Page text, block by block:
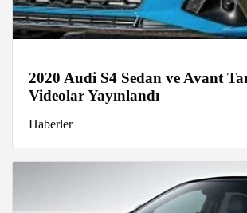
2020 Audi S4 Sedan ve Avant
Videolar Yayınlandı
Haberler